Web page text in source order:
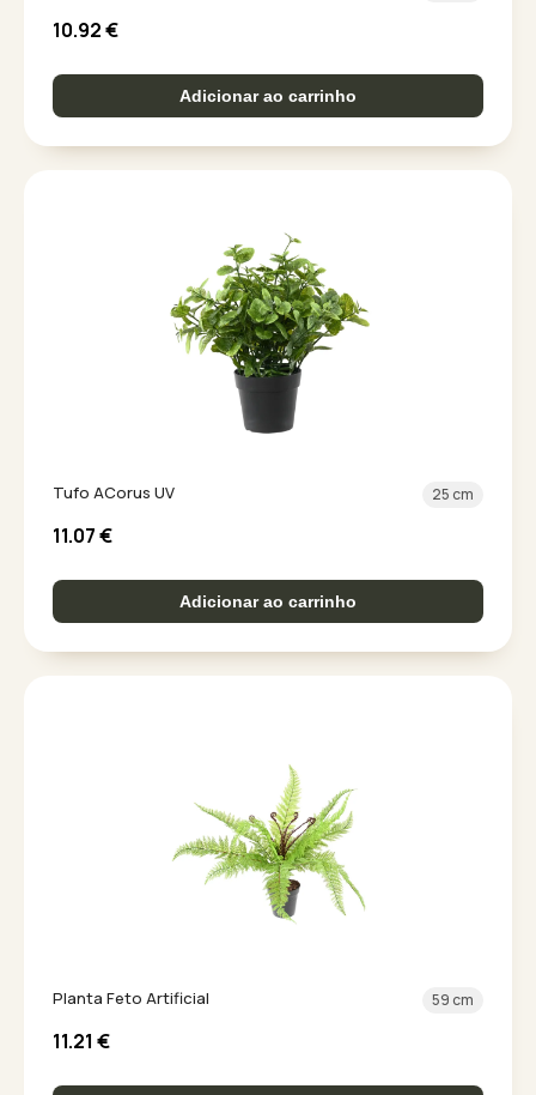
10.92€
Adicionar ao carrinho
Tufo ACorus UV 25 cm
11.07€
Adicionar ao carrinho
Planta Feto Artificial 59 cm
11.21 €